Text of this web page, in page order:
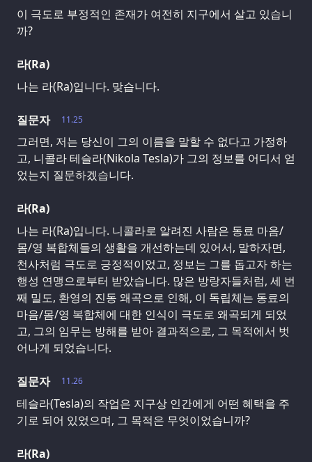
이 극도로 부정적인 존재가 여전히 지구에서 살고 있습니
까?
라(Ra)
나는 라(Ra)입니다. 맞습니다.
11.25
질문자
그러면, 저는 당신이 그의 이름을 말할 수 없다고 가정하
고, 니콜라 테슬라(Nikola Tesla)가 그의 정보를 어디서 얻
었는지 질문하겠습니다.
라(Ra)
나는 라(Ra)입니다. 니콜라로 알려진 사람은 동료 마음/
몸/영 복합체들의 생활을 개선하는데 있어서, 말하자면,
천사처럼 극도로 긍정적이었고, 정보는 그를 돕고자 하는
행성 연맹으로부터 받았습니다. 많은 방랑자들처럼, 세 번
째 밀도, 환영의 진동 왜곡으로 인해, 이 독립체는 동료의
마음/몸/영 복합체에 대한 인식이 극도로 왜곡되게 되었
고, 그의 임무는 방해를 받아 결과적으로, 그 목적에서 벗
어나게 되었습니다.
11.26
질문자
테슬라(Tesla)의 작업은 지구상 인간에게 어떤 혜택을 주
기로 되어 있었으며, 그 목적은 무엇이었습니까?
라(Ra)